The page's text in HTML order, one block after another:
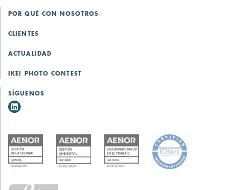
POR QUÉ CON NOSOTROS
CLIENTES
ACTUALIDAD
IKEI PHOTO CONTEST
SÍGUENOS